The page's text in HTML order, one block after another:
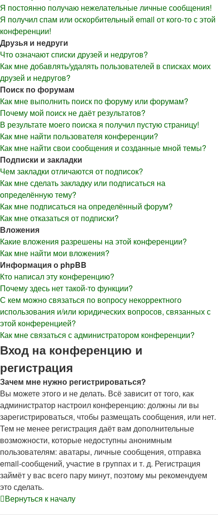
Я постоянно получаю нежелательные личные сообщения!
Я получил спам или оскорбительный email от кого-то с этой
конференции!
Друзья и недруги
Что означают списки друзей и недругов?
Как мне добавлять/удалять пользователей в списках моих
друзей и недругов?
Поиск по форумам
Как мне выполнить поиск по форуму или форумам?
Почему мой поиск не даёт результатов?
В результате моего поиска я получил пустую страницу!
Как мне найти пользователя конференции?
Как мне найти свои сообщения и созданные мной темы?
Подписки и закладки
Чем закладки отличаются от подписок?
Как мне сделать закладку или подписаться на
определённую тему?
Как мне подписаться на определённый форум?
Как мне отказаться от подписки?
Вложения
Какие вложения разрешены на этой конференции?
Как мне найти мои вложения?
Информация о phpBB
Кто написал эту конференцию?
Почему здесь нет такой-то функции?
С кем можно связаться по вопросу некорректного
использования и/или юридических вопросов, связанных с
этой конференцией?
Как мне связаться с администратором конференции?
Вход на конференцию и
регистрация
Зачем мне нужно регистрироваться?
Вы можете этого и не делать. Всё зависит от того, как
администратор настроил конференцию: должны ли вы
зарегистрироваться, чтобы размещать сообщения, или нет.
Тем не менее регистрация даёт вам дополнительные
возможности, которые недоступны анонимным
пользователям: аватары, личные сообщения, отправка
email-сообщений, участие в группах и т. д. Регистрация
займёт у вас всего пару минут, поэтому мы рекомендуем
это сделать.
Вернуться к началу